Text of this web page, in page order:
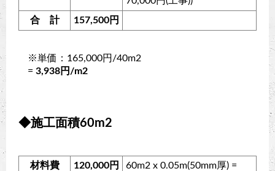
合 計
157,500円
※単価：165,000円/40m2
= 3,938円/m2
◆施工面積60m2
材料費 120,000円
60m2 x 0.05m(50mm厚) =